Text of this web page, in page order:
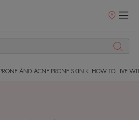
銷
AND ACNE-PRONE SKIN HOW TO LIVE